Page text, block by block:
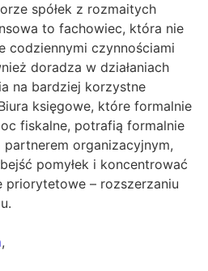
spółek z rozmaitych
to fachowiec, która nie
codziennymi czynnościami
doradza w działaniach
na bardziej korzystne
księgowe, które formalnie
fiskalne, potrafią formalnie
organizacyjnym,
pomyłek i koncentrować
priorytetowe – rozszerzaniu
,